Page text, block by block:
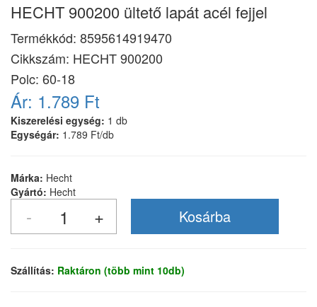
HECHT 900200 ültető lapát acél fejjel
Termékkód: 8595614919470
Cikkszám: HECHT 900200
Polc: 60-18
Ár: 1.789 Ft
Kiszerelési egység: 1 db
Egységár: 1.789 Ft/db
Márka: Hecht
Gyártó: Hecht
Szállítás: Raktáron (több mint 10db)